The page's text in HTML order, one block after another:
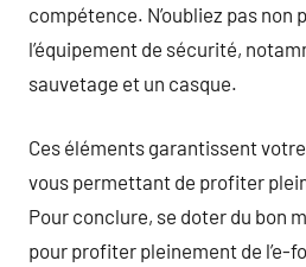
compétence. N’oubliez pas non
l’équipement de sécurité,
sauvetage et un casque.
Ces éléments garantissent
vous permettant de profiter
Pour conclure, se doter du bon
pour profiter pleinement de l’e-